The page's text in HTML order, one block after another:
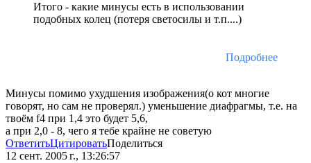
Итого - какие минусы есть в использовании
подобных колец (потеря светосилы и т.п....)
Подробнее
Минусы помимо ухудшения изображения(о кот многие
говорят, но сам не проверял.) уменьшение диафрагмы, т.е. на
твоём f4 при 1,4 это будет 5,6,
а при 2,0 - 8, чего я тебе крайне не советую
ОтветитьЦитироватьПоделиться
12 сент. 2005 г., 13:26:57